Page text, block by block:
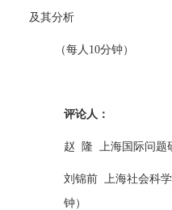
及其分析
（每人 10分钟）
评论人：
赵 隆 上海国际问题
刘锦前 上海社会科
钟）